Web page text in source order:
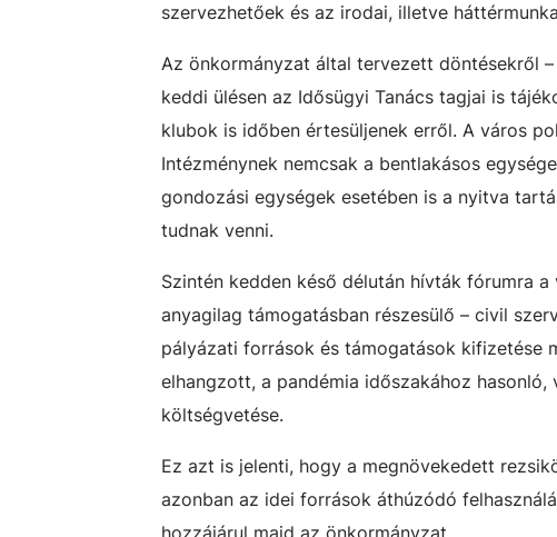
szervezhetőek és az irodai, illetve
Az önkormányzat által tervezett döntésekről
keddi ülésen az Idősügyi Tanács tagjai is
klubok is időben értesüljenek erről. A város
Intézménynek nemcsak a bentlakásos
gondozási egységek esetében is a nyitva
tudnak venni.
Szintén kedden késő délután hívták fórumra
anyagilag támogatásban részesülő – civil
pályázati források és támogatások kifizetése
elhangzott, a pandémia időszakához
költségvetése.
Ez azt is jelenti, hogy a megnövekedett
azonban az idei források áthúzódó
hozzájárul majd az önkormányzat.